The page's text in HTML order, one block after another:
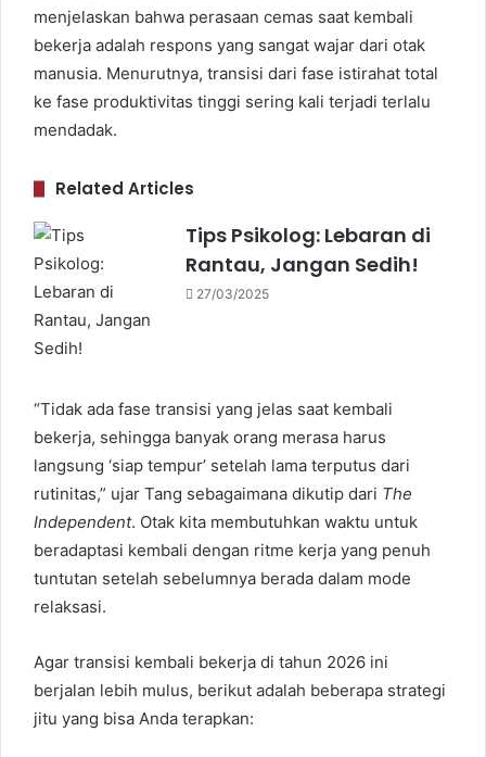
menjelaskan bahwa perasaan cemas saat kembali
bekerja adalah respons yang sangat wajar dari otak
manusia. Menurutnya, transisi dari fase istirahat total
ke fase produktivitas tinggi sering kali terjadi terlalu
mendadak.
Related Articles
Tips Psikolog: Lebaran di
Rantau, Jangan Sedih!
27/03/2025
“Tidak ada fase transisi yang jelas saat kembali
bekerja, sehingga banyak orang merasa harus
langsung ‘siap tempur’ setelah lama terputus dari
rutinitas,” ujar Tang sebagaimana dikutip dari The
Independent. Otak kita membutuhkan waktu untuk
beradaptasi kembali dengan ritme kerja yang penuh
tuntutan setelah sebelumnya berada dalam mode
relaksasi.
Agar transisi kembali bekerja di tahun 2026 ini
berjalan lebih mulus, berikut adalah beberapa strategi
jitu yang bisa Anda terapkan: